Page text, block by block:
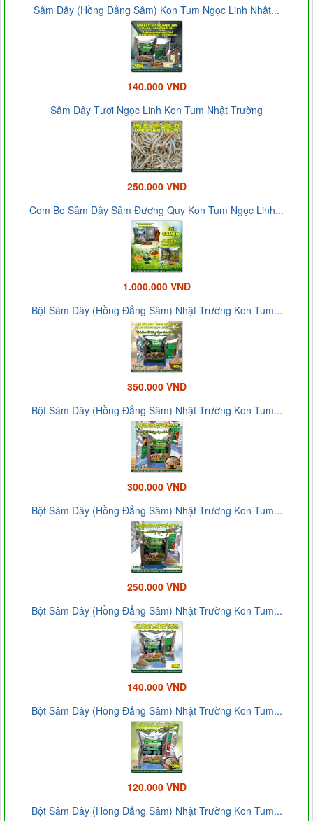
Sâm Dây (Hồng Đẳng Sâm) Kon Tum Ngọc Linh Nhật...
140.000 VND
Sâm Dây Tươi Ngọc Linh Kon Tum Nhật Trường
250.000 VND
Com Bo Sâm Dây Sâm Đương Quy Kon Tum Ngọc Linh...
1.000.000 VND
Bột Sâm Dây (Hồng Đẳng Sâm) Nhật Trường Kon Tum...
350.000 VND
Bột Sâm Dây (Hồng Đẳng Sâm) Nhật Trường Kon Tum...
300.000 VND
Bột Sâm Dây (Hồng Đẳng Sâm) Nhật Trường Kon Tum...
250.000 VND
Bột Sâm Dây (Hồng Đẳng Sâm) Nhật Trường Kon Tum...
140.000 VND
Bột Sâm Dây (Hồng Đẳng Sâm) Nhật Trường Kon Tum...
120.000 VND
Bột Sâm Dây (Hồng Đẳng Sâm) Nhật Trường Kon Tum...